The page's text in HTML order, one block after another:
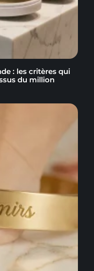
: les critères qui
du million